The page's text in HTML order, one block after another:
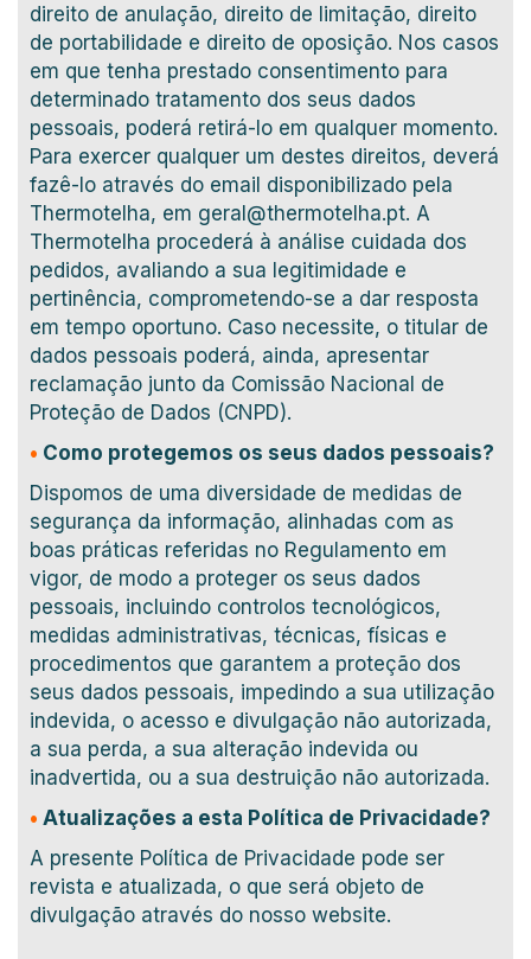
direito de anulação, direito de limitação, direito
de portabilidade e direito de oposição. Nos casos
em que tenha prestado consentimento para
determinado tratamento dos seus dados
pessoais, poderá retirá-lo em qualquer momento.
Para exercer qualquer um destes direitos, deverá
fazê-lo através do email disponibilizado pela
Thermotelha, em geral@thermotelha.pt. A
Thermotelha procederá à análise cuidada dos
pedidos, avaliando a sua legitimidade e
pertinência, comprometendo-se a dar resposta
em tempo oportuno. Caso necessite, o titular de
dados pessoais poderá, ainda, apresentar
reclamação junto da Comissão Nacional de
Proteção de Dados (CNPD).
• Como protegemos os seus dados pessoais?
Dispomos de uma diversidade de medidas de
segurança da informação, alinhadas com as
boas práticas referidas no Regulamento em
vigor, de modo a proteger os seus dados
pessoais, incluindo controlos tecnológicos,
medidas administrativas, técnicas, físicas e
procedimentos que garantem a proteção dos
seus dados pessoais, impedindo a sua utilização
indevida, o acesso e divulgação não autorizada,
a sua perda, a sua alteração indevida ou
inadvertida, ou a sua destruição não autorizada.
• Atualizações a esta Política de Privacidade?
A presente Política de Privacidade pode ser
revista e atualizada, o que será objeto de
divulgação através do nosso website.